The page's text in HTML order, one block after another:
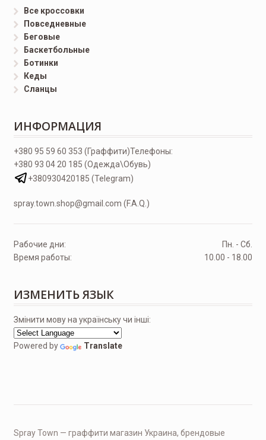
Все кроссовки
Повседневные
Беговые
Баскетбольные
Ботинки
Кеды
Сланцы
ИНФОРМАЦИЯ
Телефоны:
+380 95 59 60 353 (Граффити)
+380 93 04 20 185 (Одежда\Обувь)
+380930420185 (Telegram)
spray.town.shop@gmail.com (F.A.Q.)
Рабочие дни:
Пн. - Сб.
Время работы:
10.00 - 18.00
ИЗМЕНИТЬ ЯЗЫК
Змінити мову на українську чи інші:
Powered by Translate
Spray Town — граффити магазин Украина, брендовые